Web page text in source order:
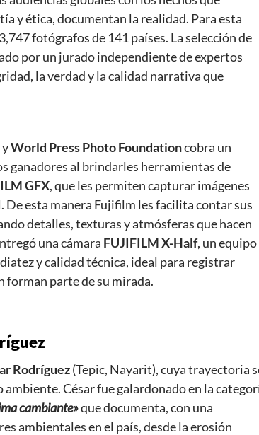
y ética, documentan la realidad. Para esta
fotógrafos de 141 países. La selección de
por un jurado independiente de expertos
la verdad y la calidad narrativa que
yWorld Press Photo Foundationcobra un
ganadores al brindarles herramientas de
GFX, que les permiten capturar imágenes
De esta manera Fujifilm les facilita contar sus
detalles, texturas y atmósferas que hacen
una cámara FUJIFILM X-Half, un equipo
y calidad técnica, ideal para registrar
forman parte de su mirada.
Rodríguez(Tepic, Nayarit), cuya trayectoria
César fue galardonado en la
cambiante»que documenta, con una
ambientales en el país, desde la erosión